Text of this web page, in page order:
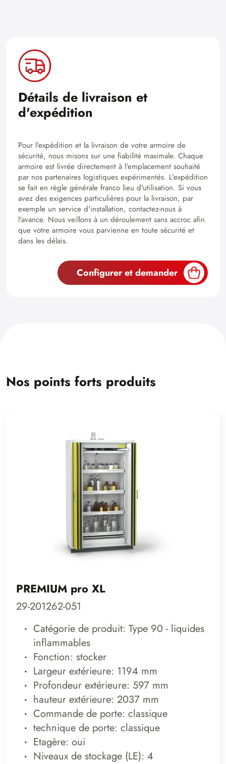
Détails de livraison et
d'expédition
Pour l'expédition et la livraison de votre armoire de
sécurité, nous misons sur une fiabilité maximale. Chaque
armoire est livrée directement à l'emplacement souhaité
par nos partenaires logistiques expérimentés. L'expédition
se fait en règle générale franco lieu d'utilisation. Si vous
avez des exigences particulières pour la livraison, par
exemple un service d'installation, contactez-nous à
l'avance. Nous veillons à un déroulement sans accroc afin
que votre armoire vous parvienne en toute sécurité et
dans les délais.
Configurer et demander
Nos points forts produits
PREMIUM pro XL
29-201262-051
Catégorie de produit: Type 90 - liquides
inflammables
Fonction: stocker
Largeur extérieure: 1194 mm
Profondeur extérieure: 597 mm
hauteur extérieure: 2037 mm
Commande de porte: classique
technique de porte: classique
Etagère: oui
Niveaux de stockage (LE): 4